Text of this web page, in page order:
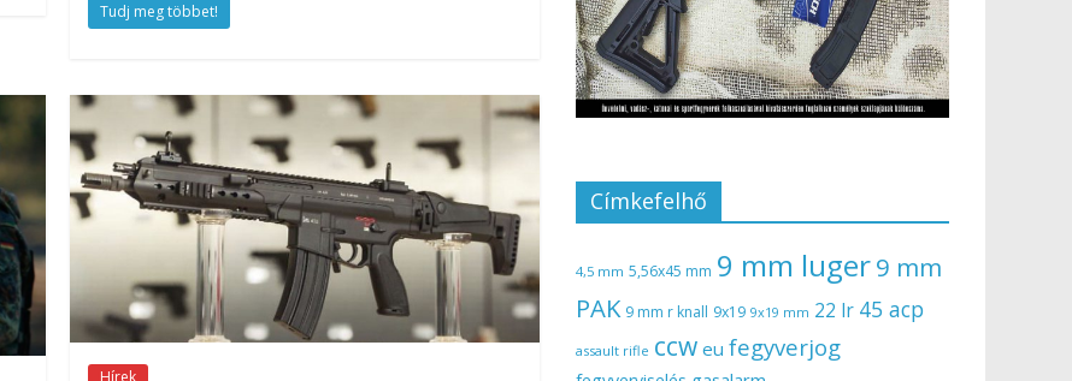
Tudj meg többet!
Címkefelhő
4,5 mm 5,56x45 mm 9 mm luger9 mm
PAK 9 mm r knall 9x19 9x19 mm 22 lr 45 acp
assault rifle ccw eu fegyverjog